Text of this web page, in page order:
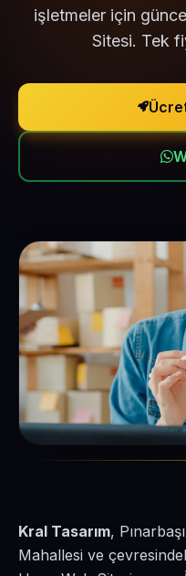
işletmeler için
Sitesi. Tek
Kral Tasarım,
Mahallesi ve